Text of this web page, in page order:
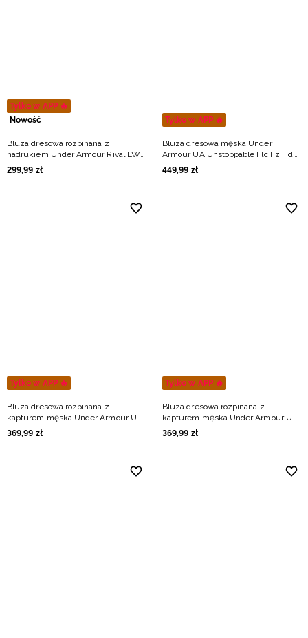
Tylko w APP 🔥
Nowość
Bluza dresowa rozpinana z
nadrukiem Under Armour Rival LW
Graphic FZ męska - czarna
299,99 zł
Tylko w APP 🔥
Bluza dresowa męska Under
Armour UA Unstoppable Flc Fz Hd
Eu - czarna
449,99 zł
Tylko w APP 🔥
Bluza dresowa rozpinana z
kapturem męska Under Armour UA
Icon Fleece FZ Taping - czarna
369,99 zł
Tylko w APP 🔥
Bluza dresowa rozpinana z
kapturem męska Under Armour UA
Icon Fleece FZ Taping - oliwkowa
369,99 zł